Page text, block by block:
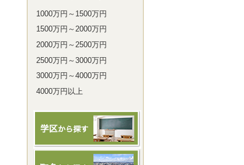
1000万円～1500万円
1500万円～2000万円
2000万円～2500万円
2500万円～3000万円
3000万円～4000万円
4000万円以上